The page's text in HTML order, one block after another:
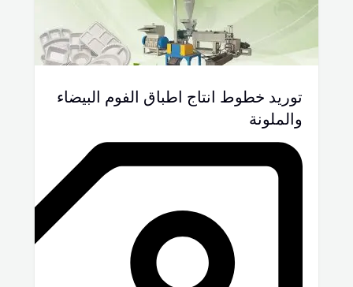
توريد خطوط انتاج اطباق الفوم البيضاء
والملونة